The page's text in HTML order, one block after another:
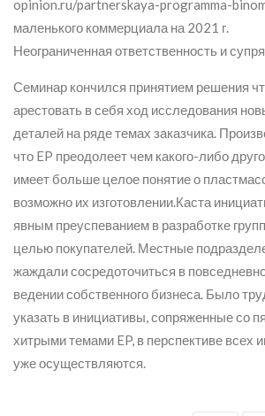
Неограниченная ответственность и
Семинар кончился принятием решения
арестовать в себя ход исследования
деталей на ряде темах заказчика.
что EP преодолеет чем какого-либо
имеет больше целое понятие о
возможно их изготовлении.Каста
явным преуспеванием в разработке
целью покупателей. Местные
жаждали сосредоточиться в
ведении собственного бизнеса. Было
указать в инициативы, сопряженные со
хитрыми темами EP, в перспективе всех
уже осуществляются.